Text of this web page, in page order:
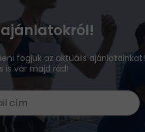
fogjuk az aktuális ajánlatainkat!
is vár majd rád!